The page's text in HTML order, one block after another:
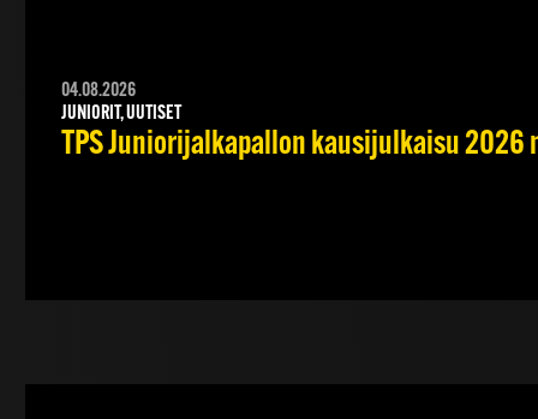
04.08.2026
JUNIORIT, UUTISET
TPS Juniorijalkapallon kausijulkaisu 2026